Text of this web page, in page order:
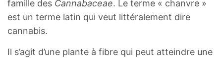
famille des Cannabaceae. Le terme « chanvre »
est un terme latin qui veut littéralement dire
cannabis.
Il s’agit d’une plante à fibre qui peut atteindre une